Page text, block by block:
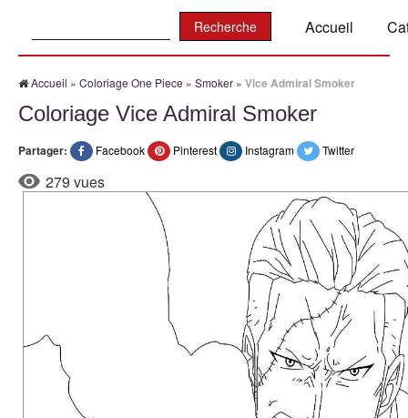
Accueil
Accueil » Coloriage One Piece » Smoker » Vice Admiral Smoker
Coloriage Vice Admiral Smoker
Partager: Facebook Pinterest Instagram Twitter
279 vues